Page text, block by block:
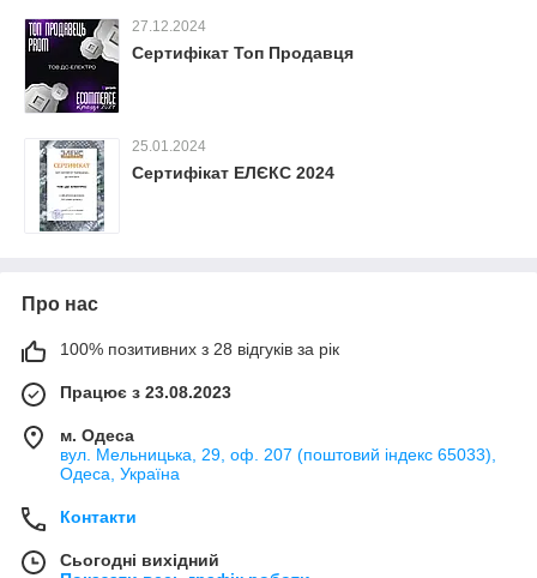
27.12.2024
Сертифікат Топ Продавця
25.01.2024
Сертифікат ЕЛЄКС 2024
Про нас
100% позитивних з 28 відгуків за рік
Працює з 23.08.2023
м. Одеса
вул. Мельницька, 29, оф. 207 (поштовий індекс 65033),
Одеса, Україна
Контакти
Сьогодні вихідний